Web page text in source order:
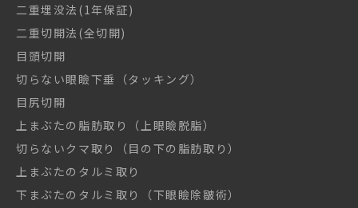
二重埋没法(1年保証)
二重切開法(全切開)
目頭切開
切らない眼瞼下垂（タッキング）
目尻切開
上まぶたの脂肪取り（上眼瞼脱脂）
切らないクマ取り（目の下の脂肪取り）
上まぶたのタルミ取り
下まぶたのタルミ取り（下眼瞼除皺術）